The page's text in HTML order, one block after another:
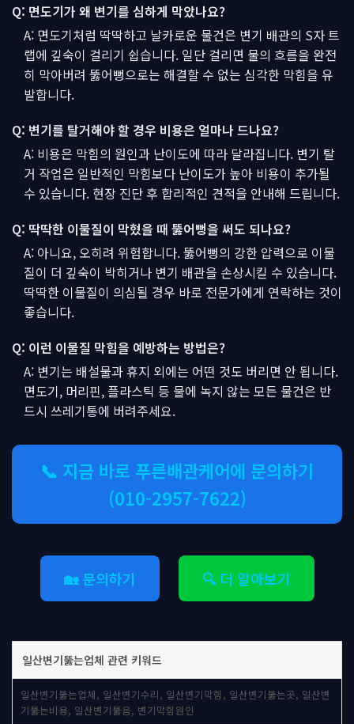
Q: 면도기가 왜 변기를 심하게 막았나요?
A: 면도기처럼 딱딱하고 날카로운 물건은 변기 배관의 S자 트
랩에 깊숙이 걸리기 쉽습니다. 일단 걸리면 물의 흐름을 완전
히 막아버려 뚫어뻥으로는 해결할 수 없는 심각한 막힘을 유
발합니다.
Q: 변기를 탈거해야 할 경우 비용은 얼마나 드나요?
A: 비용은 막힘의 원인과 난이도에 따라 달라집니다. 변기 탈
거 작업은 일반적인 막힘보다 난이도가 높아 비용이 추가될
수 있습니다. 현장 진단 후 합리적인 견적을 안내해 드립니다.
Q: 딱딱한 이물질이 막혔을 때 뚫어뻥을 써도 되나요?
A: 아니요, 오히려 위험합니다. 뚫어뻥의 강한 압력으로 이물
질이 더 깊숙이 박히거나 변기 배관을 손상시킬 수 있습니다.
딱딱한 이물질이 의심될 경우 바로 전문가에게 연락하는 것이
좋습니다.
Q: 이런 이물질 막힘을 예방하는 방법은?
A: 변기는 배설물과 휴지 외에는 어떤 것도 버리면 안 됩니다.
면도기, 머리핀, 플라스틱 등 물에 녹지 않는 모든 물건은 반
드시 쓰레기통에 버려주세요.
📞 지금 바로 푸른배관케어에 문의하기
(010-2957-7622)
🏡 문의하기 🔍 더 알아보기
일산변기뚫는업체 관련 키워드
일산변기뚫는업체, 일산변기수리, 일산변기막힘, 일산변기뚫는곳, 일산변
기뚫는비용, 일산변기뚫음, 변기막힘원인